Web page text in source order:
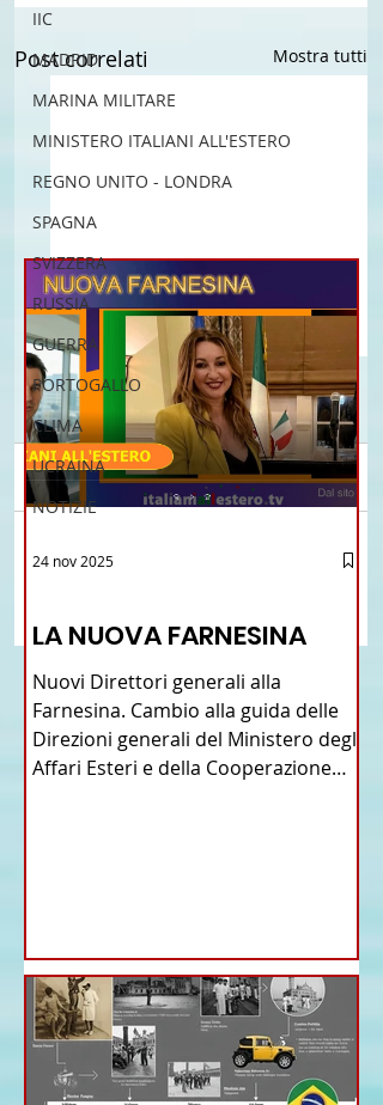
IIC
MADRID
MARINA MILITARE
MINISTERO ITALIANI ALL'ESTERO
REGNO UNITO - LONDRA
SPAGNA
SVIZZERA
RUSSIA
GUERRA
PORTOGALLO
CLIMA
UCRAINA
NOTIZIE
Post correlati Mostra tutti
La "Italia per sempre": a
Commenti
Scrivi un commento...
LA NUOVA FARNESINA
Nuovi Direttori generali alla
Farnesina. Cambio alla guida delle
Direzioni generali del Ministero degli
Affari Esteri e della Cooperazione
24 nov 2025